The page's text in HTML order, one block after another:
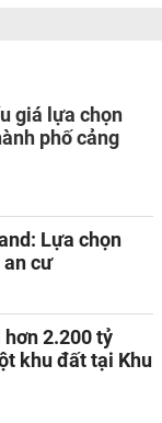
giá lựa chọn
phố cảng
Lựa chọn
an cư
2.200 tỷ
khu đất tại Khu